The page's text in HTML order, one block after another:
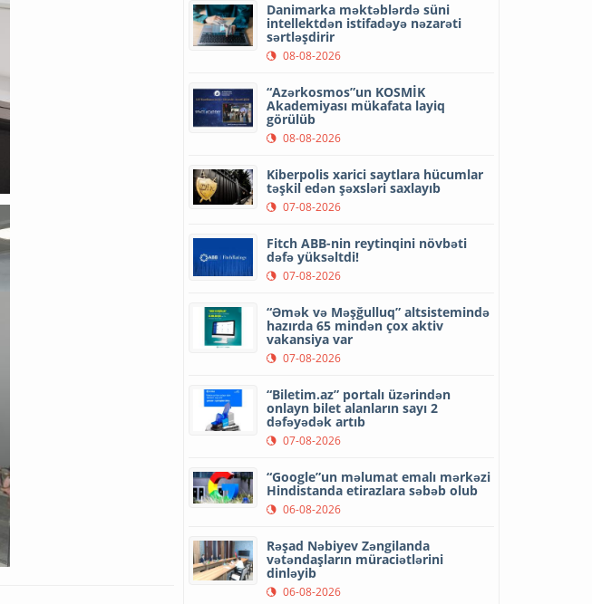
Danimarka məktəblərdə süni
intellektdən istifadəyə nəzarəti
sərtləşdirir
08-08-2026
“Azərkosmos”un KOSMİK
Akademiyası mükafata layiq
görülüb
08-08-2026
Kiberpolis xarici saytlara hücumlar
təşkil edən şəxsləri saxlayıb
07-08-2026
Fitch ABB-nin reytinqini növbəti
dəfə yüksəltdi!
07-08-2026
“Əmək və Məşğulluq” altsistemində
hazırda 65 mindən çox aktiv
vakansiya var
07-08-2026
“Biletim.az” portalı üzərindən
onlayn bilet alanların sayı 2
dəfəyədək artıb
07-08-2026
“Google”un məlumat emalı mərkəzi
Hindistanda etirazlara səbəb olub
06-08-2026
Rəşad Nəbiyev Zəngilanda
vətəndaşların müraciətlərini
dinləyib
06-08-2026